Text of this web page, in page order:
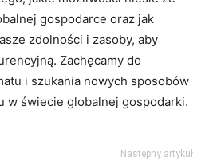
gospodarce oraz jak​
⁢zdolności⁣ i zasoby, aby
Zachęcamy⁤ do
i szukania ‌nowych ⁢sposobów
w świecie globalnej gospodarki.
Następny artykuł